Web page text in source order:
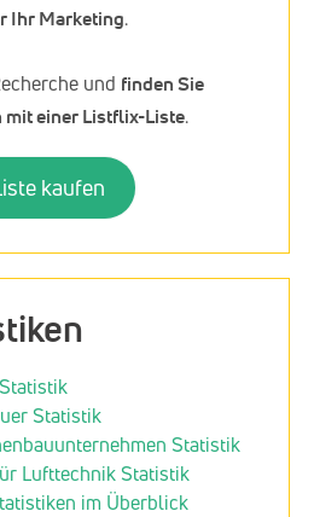
Ihr Marketing.
und finden Sie
einer Listflix-Liste.
kaufen
Statistik
Statistik
Lufttechnik Statistik
im Überblick